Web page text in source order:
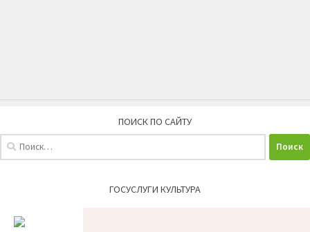
ПОИСК ПО САЙТУ
ГОСУСЛУГИ КУЛЬТУРА